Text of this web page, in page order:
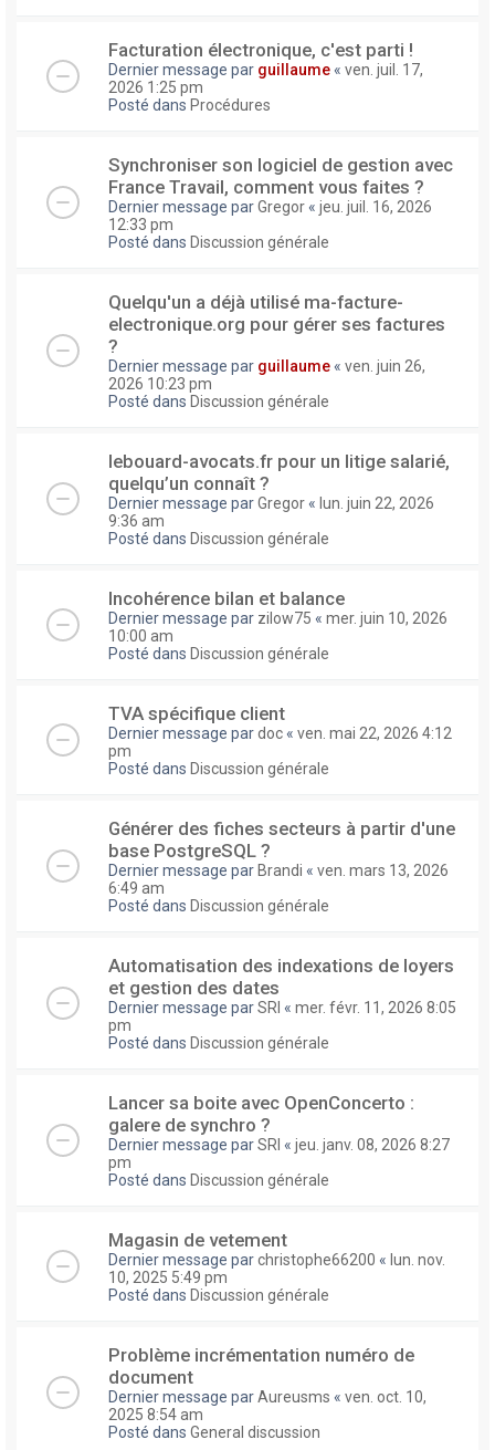
Facturation électronique, c'est parti !
Dernier message par guillaume « ven. juil. 17,
2026 1:25 pm
Posté dans Procédures
Synchroniser son logiciel de gestion avec
France Travail, comment vous faites ?
Dernier message parGregor « jeu. juil. 16, 2026
12:33 pm
Posté dans Discussion générale
Quelqu'un a déjà utilisé ma-facture-
electronique.org pour gérer ses factures
?
Dernier message par guillaume « ven. juin 26,
2026 10:23 pm
Posté dans Discussion générale
lebouard-avocats.fr pour un litige salarié,
quelqu’un connaît ?
Dernier message parGregor « lun. juin 22, 2026
9:36 am
Posté dans Discussion générale
Incohérence bilan et balance
Dernier message par zilow75 « mer. juin 10, 2026
10:00 am
Posté dans Discussion générale
TVA spécifique client
Dernier message pardoc « ven. mai 22, 2026 4:12
pm
Posté dans Discussion générale
Générer des fiches secteurs à partir d'une
base PostgreSQL ?
Dernier message par Brandi « ven. mars 13, 2026
6:49 am
Posté dans Discussion générale
Automatisation des indexations de loyers
et gestion des dates
Dernier message parSRI « mer. févr. 11, 2026 8:05
pm
Posté dans Discussion générale
Lancer sa boite avec OpenConcerto :
galere de synchro ?
Dernier message parSRI « jeu. janv. 08, 2026 8:27
pm
Posté dans Discussion générale
Magasin de vetement
Dernier message parchristophe66200 « lun. nov.
10, 2025 5:49 pm
Posté dans Discussion générale
Problème incrémentation numéro de
document
Dernier message parAureusms « ven. oct. 10,
2025 8:54 am
Posté dans General discussion